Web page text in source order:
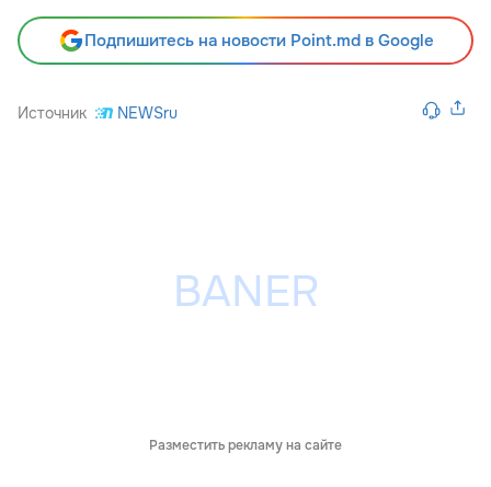
Подпишитесь на новости Point.md в Google
Источник NEWSru
Разместить рекламу на сайте